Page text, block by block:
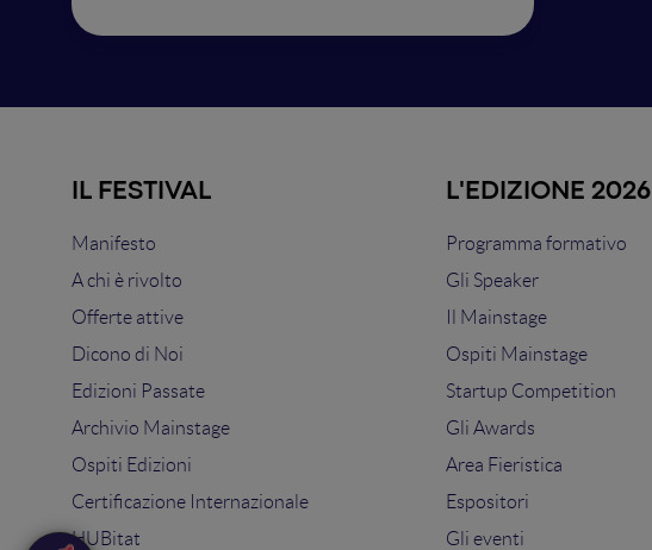
IL FESTIVAL
Manifesto
A chi è rivolto
Offerte attive
Dicono di Noi
Edizioni Passate
Archivio Mainstage
Ospiti Edizioni
Certificazione Internazionale
HUBitat
L'EDIZIONE 2026
Programma formativo
Gli Speaker
Il Mainstage
Ospiti Mainstage
Startup Competition
Gli Awards
Area Fieristica
Espositori
Gli eventi